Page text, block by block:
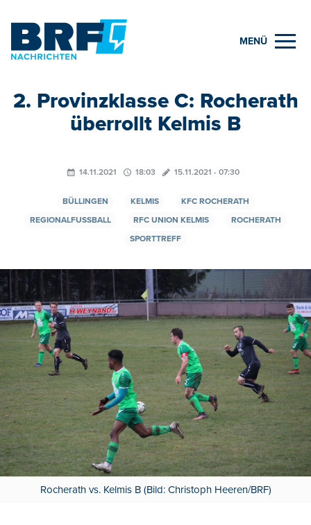
MENÜ
2. Provinzklasse C: Rocherath
überrollt Kelmis B
14.11.2021 18:03 15.11.2021 - 07:30
BÜLLINGEN KELMIS
KFC ROCHERATH
REGIONALFUSSBALL
RFC UNION KELMIS
ROCHERATH
SPORTTREFF
Rocherath vs. Kelmis B (Bild: Christoph Heeren/BRF)